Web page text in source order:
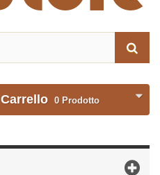
Carrello 0 Prodotto